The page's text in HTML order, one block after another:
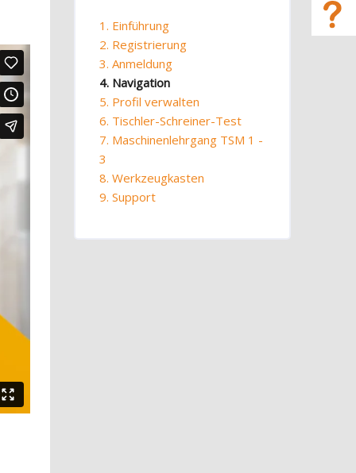
1. Einführung
2. Registrierung
3. Anmeldung
4. Navigation
5. Profil verwalten
6. Tischler-Schreiner-Test
7. Maschinenlehrgang TSM 1 -
3
8. Werkzeugkasten
9. Support